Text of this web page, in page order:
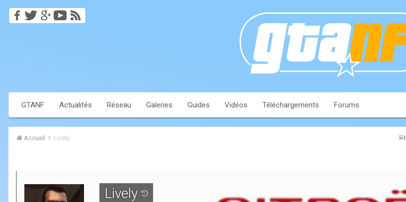
GTANF Actualités Réseau Galeries Guides Vidéos Téléchargements Forums
Accueil Lively
Lively